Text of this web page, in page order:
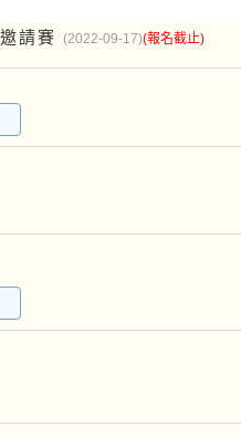
請賽 (2022-09-17)(報名截止)